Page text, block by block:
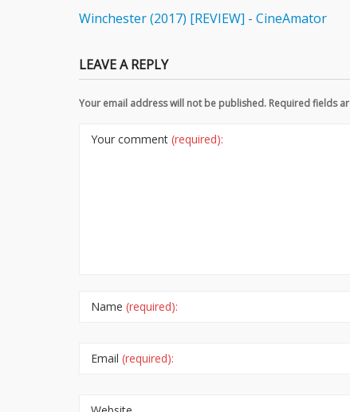
Winchester (2017) [REVIEW] - CineAmator
LEAVE A REPLY
Your email address will not be published. Required fields
Your comment (required):
Name (required):
Email (required):